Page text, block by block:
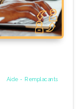
Aide - Remplacants